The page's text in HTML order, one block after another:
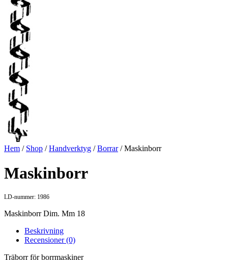
Hem / Shop /Handverktyg /Borrar/ Maskinborr
Maskinborr
LD-nummer: 1986
Maskinborr Dim. Mm 18
Beskrivning
Recensioner (0)
Träborr för borrmaskiner